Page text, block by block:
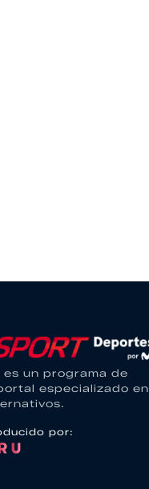
es un programa de
especializado en
por: